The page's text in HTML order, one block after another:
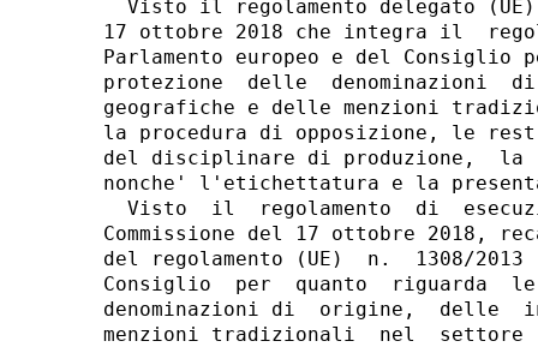
Visto il regolamento delegato
17 ottobre 2018 che integra il
Parlamento europeo e del Consiglio
protezione  delle  denominazioni
geografiche e delle menzioni
la procedura di opposizione, le
del disciplinare di produzione,  la
nonche' l'etichettatura e la
Visto  il  regolamento  di
Commissione del 17 ottobre 2018,
del regolamento (UE)  n.  1308/
Consiglio  per  quanto  riguarda
denominazioni di  origine,  delle
menzioni tradizionali  nel